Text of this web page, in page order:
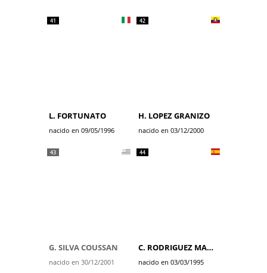
41
L. FORTUNATO
nacido en 09/05/1996
42
H. LOPEZ GRANIZO
nacido en 03/12/2000
43
G. SILVA COUSSAN
nacido en 30/12/2001
44
C. RODRIGUEZ MARTIN
nacido en 03/03/1995